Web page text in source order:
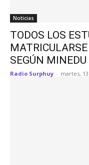
Noticias
TODOS LOS
SEGÚN MINEDU
Radio Surphuy - martes,